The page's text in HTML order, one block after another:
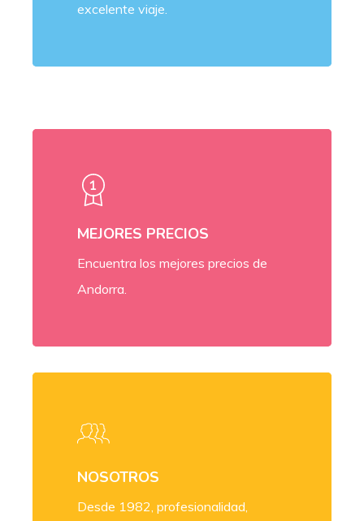
excelente viaje.
MEJORES PRECIOS
Encuentra los mejores precios de
Andorra.
NOSOTROS
Desde 1982, profesionalidad,